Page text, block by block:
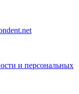
и персональных